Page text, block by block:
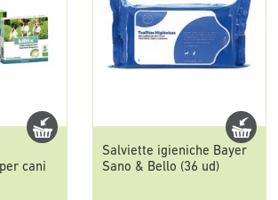
cani
Salviette igieniche Bayer
Sano & Bello (36 ud)